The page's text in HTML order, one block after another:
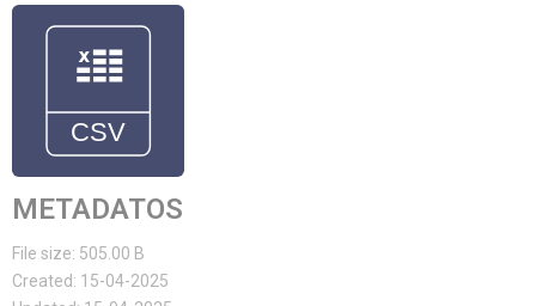
METADATOS
File size: 505.00 B
Created: 15-04-2025